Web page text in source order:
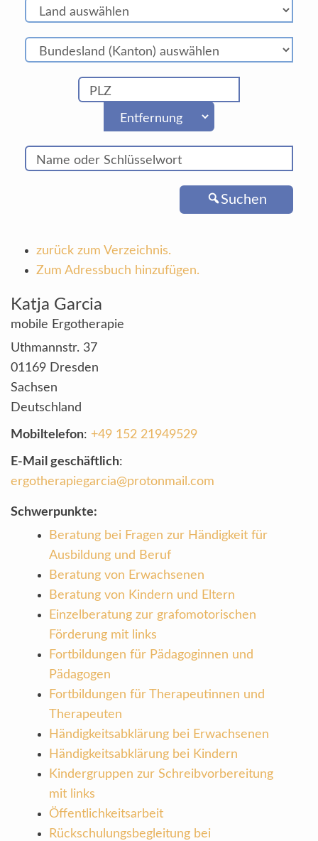
Suchen
zurück zum Verzeichnis.
Zum Adressbuch hinzufügen.
Katja Garcia
mobile Ergotherapie
Uthmannstr. 37
01169 Dresden
Sachsen
Deutschland
Mobiltelefon: +49 152 21949529
E-Mail geschäftlich:
ergotherapiegarcia@protonmail.com
Schwerpunkte:
Beratung bei Fragen zur Händigkeit für
Ausbildung und Beruf
Beratung von Erwachsenen
Beratung von Kindern und Eltern
Einzelberatung zur grafomotorischen
Förderung mit links
Fortbildungen für Pädagoginnen und
Pädagogen
Fortbildungen für Therapeutinnen und
Therapeuten
Händigkeitsabklärung bei Erwachsenen
Händigkeitsabklärung bei Kindern
Kindergruppen zur Schreibvorbereitung
mit links
Öffentlichkeitsarbeit
Rückschulungsbegleitung bei